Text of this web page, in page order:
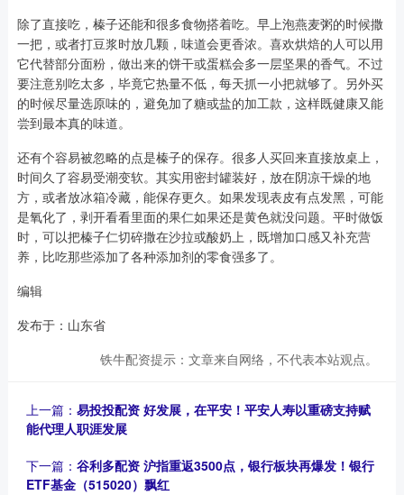
除了直接吃，榛子还能和很多食物搭着吃。早上泡燕麦粥的时候撒
一把，或者打豆浆时放几颗，味道会更香浓。喜欢烘焙的人可以用
它代替部分面粉，做出来的饼干或蛋糕会多一层坚果的香气。不过
要注意别吃太多，毕竟它热量不低，每天抓一小把就够了。另外买
的时候尽量选原味的，避免加了糖或盐的加工款，这样既健康又能
尝到最本真的味道。
还有个容易被忽略的点是榛子的保存。很多人买回来直接放桌上，
时间久了容易受潮变软。其实用密封罐装好，放在阴凉干燥的地
方，或者放冰箱冷藏，能保存更久。如果发现表皮有点发黑，可能
是氧化了，剥开看看里面的果仁如果还是黄色就没问题。平时做饭
时，可以把榛子仁切碎撒在沙拉或酸奶上，既增加口感又补充营
养，比吃那些添加了各种添加剂的零食强多了。
编辑
发布于：山东省
铁牛配资提示：文章来自网络，不代表本站观点。
上一篇： 易投投配资 好发展，在平安！平安人寿以重磅支持赋
能代理人职涯发展
下一篇： 谷利多配资 沪指重返3500点，银行板块再爆发！银行
ETF基金（515020）飘红